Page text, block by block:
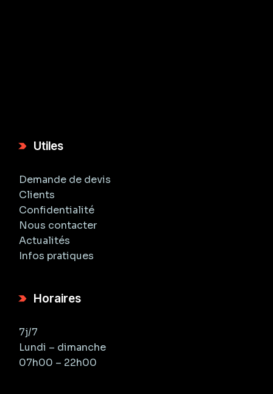
Utiles
Demande de devis
Clients
Confidentialité
Nous contacter
Actualités
Infos pratiques
Horaires
7j/7
Lundi – dimanche
07h00 – 22h00